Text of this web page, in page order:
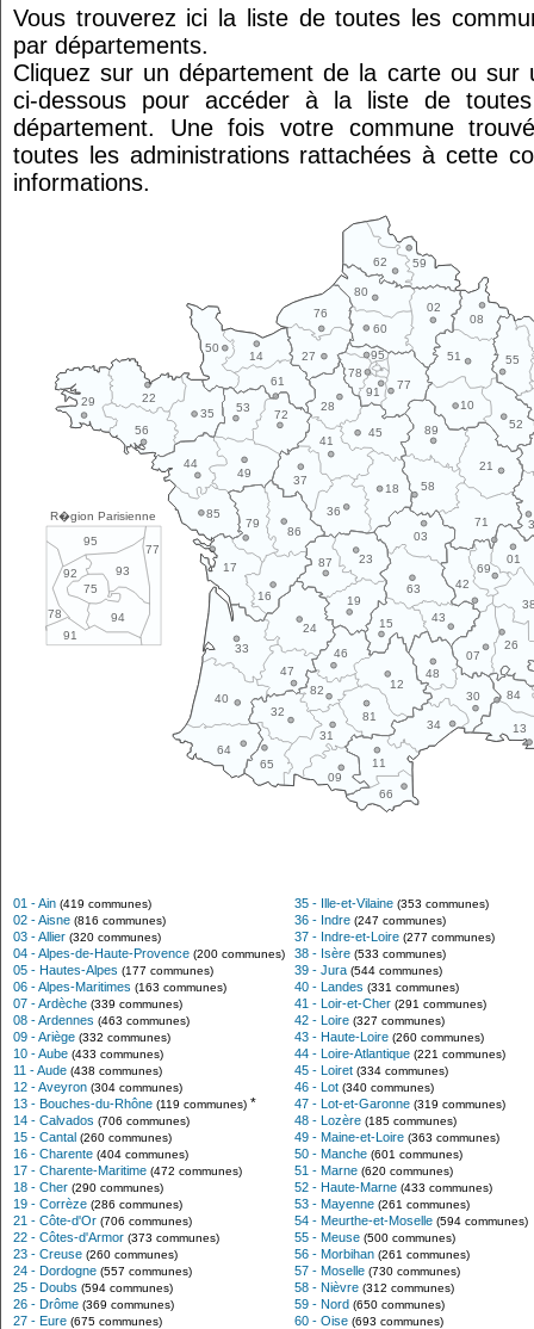
Vous trouverez ici la liste de toutes les
par départements.
Cliquez sur un département de la carte ou sur
ci-dessous pour accéder à la liste de
département. Une fois votre commune
toutes les administrations rattachées à cette
informations.
R�gion Parisienne
77
78
91
95
93
75
94
92
10
11
12
13
14
15
16
17
18
19
21
22
23
24
26
27
28
29
30
31
32
33
34
35
36
37
40
41
42
43
44
45
46
47
48
49
50
51
52
53
55
56
58
59
60
61
62
63
64
65
66
69
01
02
03
07
08
09
71
72
76
77
78
79
80
81
82 84
85
86
87
89
91
95
01 - Ain (419 communes)
02 - Aisne (816 communes)
03 - Allier (320 communes)
04 - Alpes-de-Haute-Provence (200 communes)
05 - Hautes-Alpes (177 communes)
06 - Alpes-Maritimes (163 communes)
07 - Ardèche (339 communes)
08 - Ardennes (463 communes)
09 - Ariège (332 communes)
10 - Aube (433 communes)
11 - Aude (438 communes)
12 - Aveyron (304 communes)
13 - Bouches-du-Rhône (119 communes) *
14 - Calvados (706 communes)
15 - Cantal (260 communes)
16 - Charente (404 communes)
17 - Charente-Maritime (472 communes)
18 - Cher (290 communes)
19 - Corrèze (286 communes)
21 - Côte-d'Or (706 communes)
22 - Côtes-d'Armor (373 communes)
23 - Creuse (260 communes)
24 - Dordogne (557 communes)
25 - Doubs (594 communes)
26 - Drôme (369 communes)
27 - Eure (675 communes)
35 - Ille-et-Vilaine (353 communes)
36 - Indre (247 communes)
37 - Indre-et-Loire (277 communes)
38 - Isère (533 communes)
39 - Jura (544 communes)
40 - Landes (331 communes)
41 - Loir-et-Cher (291 communes)
42 - Loire (327 communes)
43 - Haute-Loire (260 communes)
44 - Loire-Atlantique (221 communes)
45 - Loiret (334 communes)
46 - Lot (340 communes)
47 - Lot-et-Garonne (319 communes)
48 - Lozère (185 communes)
49 - Maine-et-Loire (363 communes)
50 - Manche (601 communes)
51 - Marne (620 communes)
52 - Haute-Marne (433 communes)
53 - Mayenne (261 communes)
54 - Meurthe-et-Moselle (594 communes)
55 - Meuse (500 communes)
56 - Morbihan (261 communes)
57 - Moselle (730 communes)
58 - Nièvre (312 communes)
59 - Nord (650 communes)
60 - Oise (693 communes)